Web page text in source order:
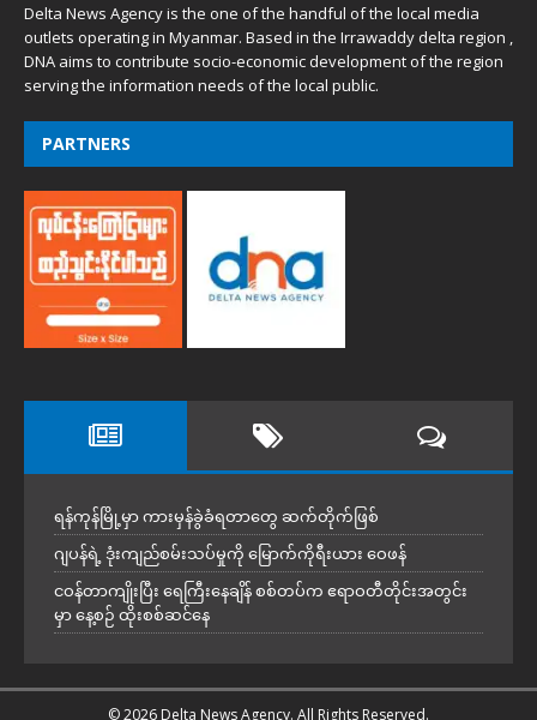
Delta News Agency is the one of the handful of the local media
outlets operating in Myanmar. Based in the Irrawaddy delta region ,
DNA aims to contribute socio-economic development of the region
serving the information needs of the local public.
PARTNERS
ရန်ကုန်မြို့မှာ ကားမှန်ခွဲခံရတာတွေ ဆက်တိုက်ဖြစ်
ဂျပန်ရဲ့ ဒုံးကျည်စမ်းသပ်မှုကို မြောက်ကိုရီးယား ဝေဖန်
ငဝန်တာကျိုးပြီး ရေကြီးနေချိန် စစ်တပ်က ဧရာဝတီတိုင်းအတွင်း
မှာ နေ့စဉ် ထိုးစစ်ဆင်နေ
© 2026 Delta News Agency. All Rights Reserved.